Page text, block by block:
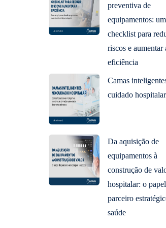
preventiva de
equipamentos: um
checklist para
riscos e aumentar
eficiência
Camas
cuidado hospitalar
Da aquisição de
equipamentos à
construção de
hospitalar: o
parceiro
saúde